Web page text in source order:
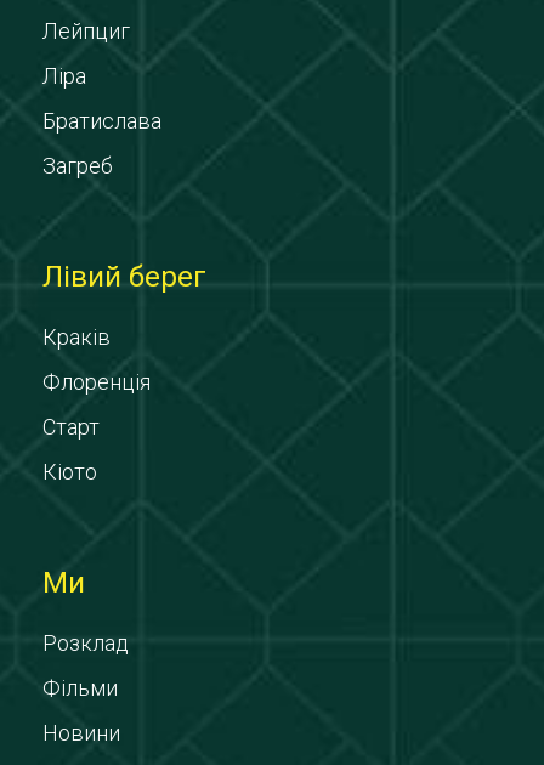
Лейпциг
Ліра
Братислава
Загреб
Лівий берег
Краків
Флоренція
Старт
Кіото
Ми
Розклад
Фільми
Новини